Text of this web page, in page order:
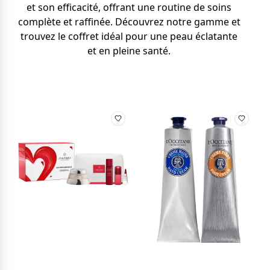
et son efficacité, offrant une routine de soins
complète et raffinée. Découvrez notre gamme et
trouvez le coffret idéal pour une peau éclatante
et en pleine santé.